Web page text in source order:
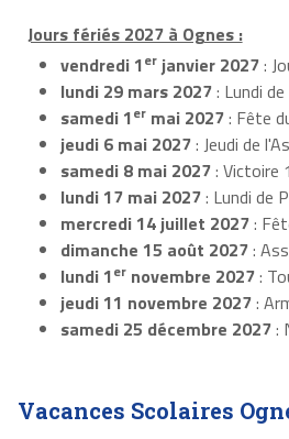
Jours fériés 2027 à Ognes :
vendredi 1er janvier 2027:
lundi 29 mars 2027: Lundi
samedi 1er mai 2027: Fête
jeudi 6 mai 2027: Jeudi de
samedi 8 mai 2027: Victoire
lundi 17 mai 2027: Lundi de
mercredi 14 juillet 2027:
dimanche 15 août 2027:
lundi 1er novembre 2027:
jeudi 11 novembre 2027:
samedi 25 décembre 2027:
Vacances Scolaires